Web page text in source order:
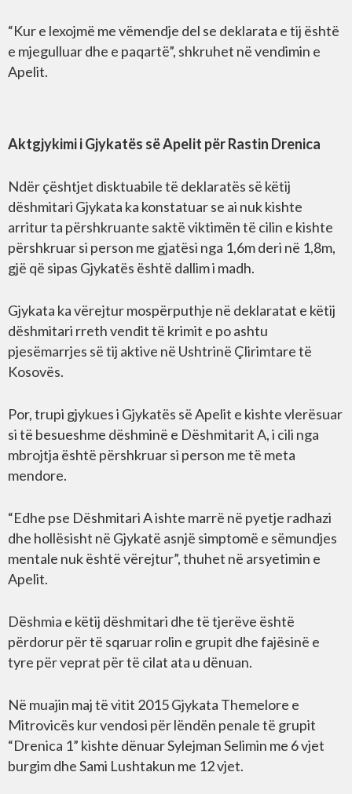
“Kur e lexojmë me vëmendje del se deklarata e tij është
e mjegulluar dhe e paqartë”, shkruhet në vendimin e
Apelit.
Aktgjykimi i Gjykatës së Apelit për Rastin Drenica
Ndër çështjet disktuabile të deklaratës së këtij
dëshmitari Gjykata ka konstatuar se ai nuk kishte
arritur ta përshkruante saktë viktimën të cilin e kishte
përshkruar si person me gjatësi nga 1,6m deri në 1,8m,
gjë që sipas Gjykatës është dallim i madh.
Gjykata ka vërejtur mospërputhje në deklaratat e këtij
dëshmitari rreth vendit të krimit e po ashtu
pjesëmarrjes së tij aktive në Ushtrinë Çlirimtare të
Kosovës.
Por, trupi gjykues i Gjykatës së Apelit e kishte vlerësuar
si të besueshme dëshminë e Dëshmitarit A, i cili nga
mbrojtja është përshkruar si person me të meta
mendore.
“Edhe pse Dëshmitari A ishte marrë në pyetje radhazi
dhe hollësisht në Gjykatë asnjë simptomë e sëmundjes
mentale nuk është vërejtur”, thuhet në arsyetimin e
Apelit.
Dëshmia e këtij dëshmitari dhe të tjerëve është
përdorur për të sqaruar rolin e grupit dhe fajësinë e
tyre për veprat për të cilat ata u dënuan.
Në muajin maj të vitit 2015 Gjykata Themelore e
Mitrovicës kur vendosi për lëndën penale të grupit
“Drenica 1” kishte dënuar Sylejman Selimin me 6 vjet
burgim dhe Sami Lushtakun me 12 vjet.